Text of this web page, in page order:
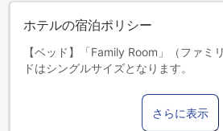
ホテルの宿泊ポリシー
【ベッド】「Family Room」（ファミ
ドはシングルサイズとなります。
お子さま&エキストラベッド
さらに表示